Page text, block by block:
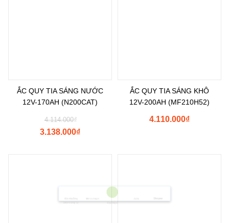
ẮC QUY TIA SÁNG NƯỚC
12V-170AH (N200CAT)
₫
4.114.000
₫
3.138.000
ẮC QUY TIA SÁNG KHÔ
12V-200AH (MF210H52)
₫
4.110.000